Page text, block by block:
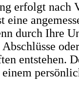
erfolgt nach
eine
durch Ihre
oder
entstehen.